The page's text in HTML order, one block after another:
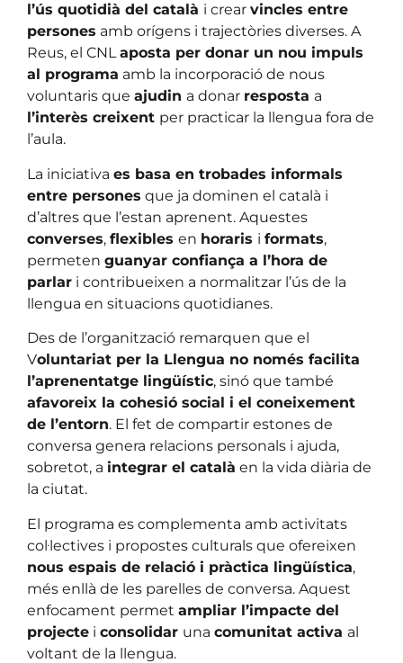
l’ús quotidià del català i crear vincles entre
persones amb orígens i trajectòries diverses. A
Reus, el CNLaposta per donar un nou impuls
al programa amb la incorporació de nous
voluntaris que ajudin a donar resposta a
l’interès creixent per practicar la llengua fora de
l’aula.
La iniciativa es basa en trobades informals
entre persones que ja dominen el català i
d’altres que l’estan aprenent. Aquestes
converses, flexibles en horaris i formats,
permeten guanyar confiança a l’hora de
parlar i contribueixen a normalitzar l’ús de la
llengua en situacions quotidianes.
Des de l’organització remarquen que el
Voluntariat per la Llengua no només facilita
l’aprenentatge lingüístic, sinó que també
afavoreix la cohesió social i el coneixement
de l’entorn. El fet de compartir estones de
conversa genera relacions personals i ajuda,
sobretot, a integrar el català en la vida diària de
la ciutat.
El programa es complementa amb activitats
col·lectives i propostes culturals que ofereixen
nous espais de relació i pràctica lingüística,
més enllà de les parelles de conversa. Aquest
enfocament permet ampliar l’impacte del
projecte i consolidar una comunitat activa al
voltant de la llengua.